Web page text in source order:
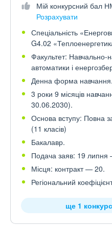
Мій конкурсний бал
Розрахувати
Спеціальність
G4.02
Факультет: Навчально-
автоматики і
Денна форма навчання.
3 роки 9 місяців
30.06.2030).
Основа вступу: Повна
(11 класів)
Бакалавр.
Подача заяв: 19
Місця: контракт — 20.
Регіональний
ще 1